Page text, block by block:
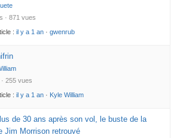
· 871 vues
: il y a 1 an · gwenrub
255 vues
: il y a 1 an · Kyle William
de 30 ans après son vol, le buste de la
Jim Morrison retrouvé